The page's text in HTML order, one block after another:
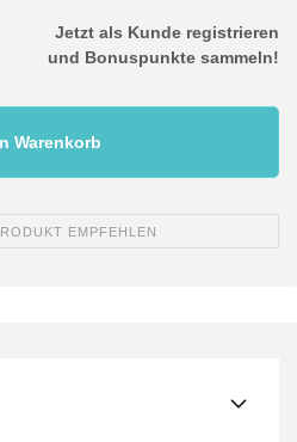
Jetzt als Kunde registrieren
und Bonuspunkte sammeln!
Warenkorb
EMPFEHLEN